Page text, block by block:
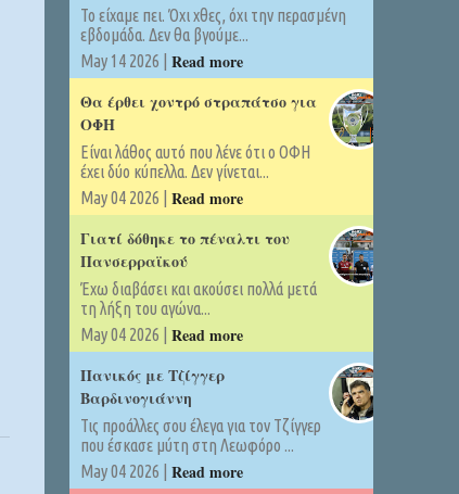
Το είχαμε πει. Όχι χθες, όχι την περασμένη
εβδομάδα. Δεν θα βγούμε...
May 14 2026 | Read more
Θα έρθει χοντρό στραπάτσο για
ΟΦΗ
Είναι λάθος αυτό που λένε ότι ο ΟΦΗ
έχει δύο κύπελλα. Δεν γίνεται...
May 04 2026 | Read more
Γιατί δόθηκε το πέναλτι του
Πανσερραϊκού
Έχω διαβάσει και ακούσει πολλά μετά
τη λήξη του αγώνα...
May 04 2026 | Read more
Πανικός με Τζίγγερ
Βαρδινογιάννη
Τις προάλλες σου έλεγα για τον Τζίγγερ
που έσκασε μύτη στη Λεωφόρο ...
May 04 2026 | Read more